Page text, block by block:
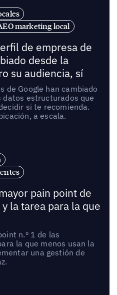
marketing local
de empresa de
desde la
su audiencia, sí
de Google han cambiado
estructurados que
si te recomienda.
a escala.
pain point de
la tarea para la que
n.º 1 de las
la que menos usan la
una gestión de